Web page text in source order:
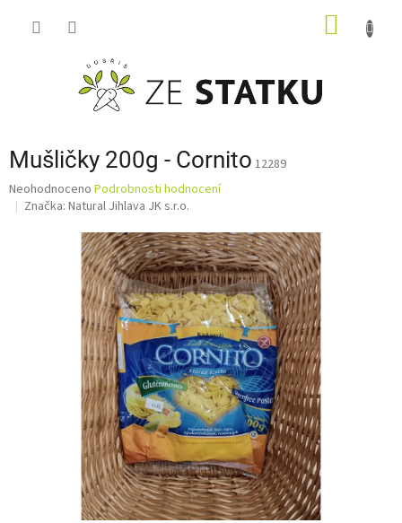
Mušličky 200g - Cornito 12289
Průměrné
hodnocení
Neohodnoceno Podrobnosti hodnocení
Značka: Natural Jihlava JK s.r.o.